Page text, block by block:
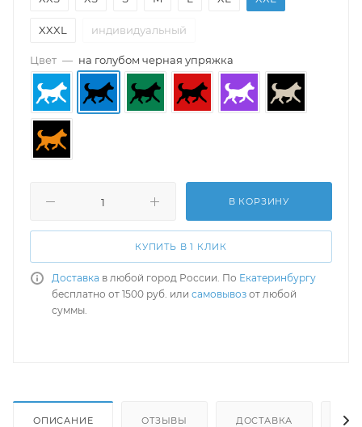
XXXL индивидуальный
Цвет — на голубом черная упряжка
В КОРЗИНУ
КУПИТЬ В 1 КЛИК
Доставка в любой город России. По Екатеринбургу
бесплатно от 1500 руб. или самовывоз от любой
суммы.
ОПИСАНИЕ ОТЗЫВЫ ДОСТАВКА